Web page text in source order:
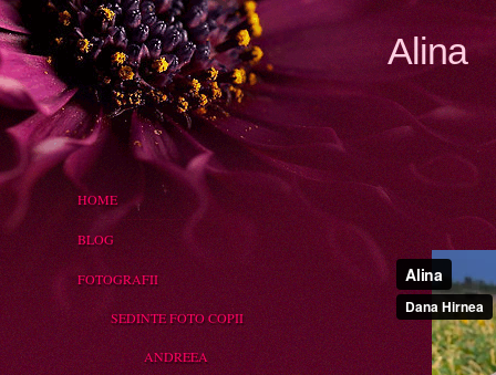
Alina
HOME
BLOG
FOTOGRAFII
SEDINTE FOTO COPII
ANDREEA